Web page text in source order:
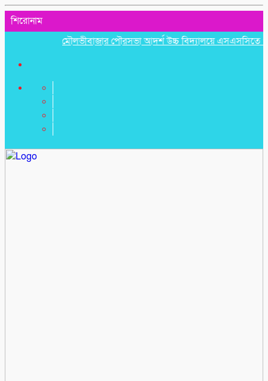
শিরোনাম
মৌলভীবাজার পৌরসভা আদর্শ উচ্চ বিদ্যালয়ে এসএসসিতে পাসের